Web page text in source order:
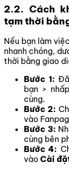
2.2. Cách
tạm thời
Nếu bạn làm
nhanh chóng,
thời bằng giao
Bước 1:
bạn >
cùng.
Bước 2:
vào
Bước 3:
cùng bên
Bước 4:
vào Cài